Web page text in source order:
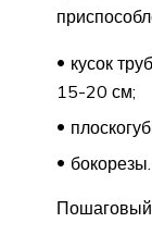
кусок
15-20 см;
бокорезы.
Пошаговый